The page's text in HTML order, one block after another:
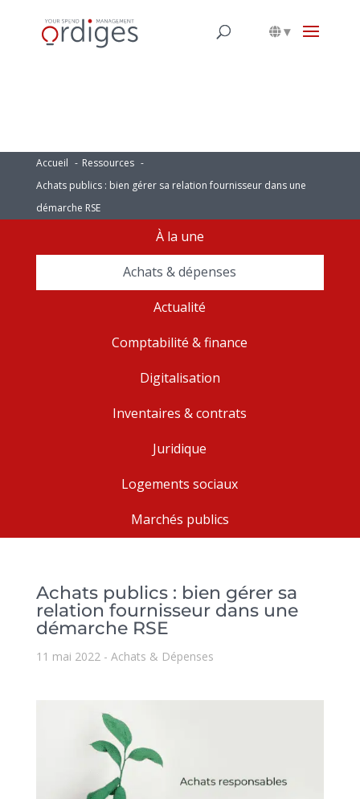
▾
Accueil
Ressources
Achats publics : bien gérer sa relation fournisseur dans une
démarche RSE
À la une
Achats & dépenses
Actualité
Comptabilité & finance
Digitalisation
Inventaires & contrats
Juridique
Logements sociaux
Marchés publics
Achats publics : bien gérer sa
relation fournisseur dans une
démarche RSE
11 mai 2022 Achats & Dépenses